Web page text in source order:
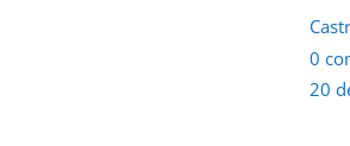
0
20